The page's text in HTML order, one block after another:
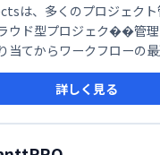
は、多くのプロジェクト
ウド型プロジェク��管理
当てからワークフローの
バグ管理まで、プロジェ
す。
詳しく見る